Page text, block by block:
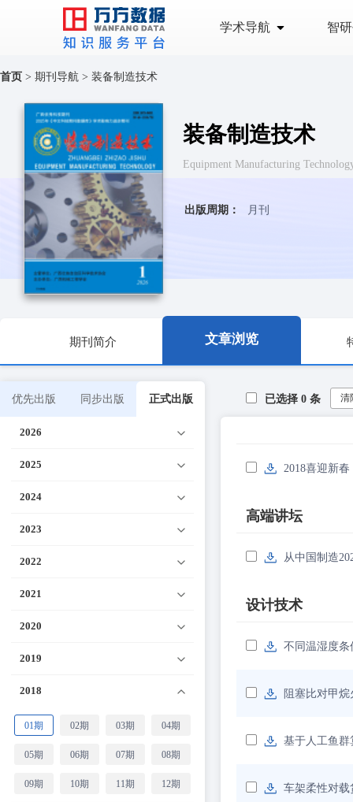
学术导航 智
首页 > 期刊导航 > 装备制造技术
装备制造技术
Equipment Manufacturing
出版周期： 月刊
期刊简介 文章浏览
优先出版 同步出版 正式出版
2026
2025
2024
2023
2022
2021
2020
2019
2018
01期 02期 03期 04期
05期 06期 07期 08期
09期 10期 11期 12期
已选择 0 条 清
2018喜迎新春
高端讲坛
从中国制造
设计技术
不同温湿度
阻塞比对甲
基于人工鱼
车架柔性对